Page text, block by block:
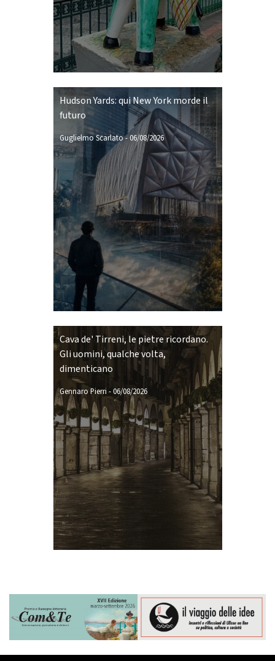
Hudson Yards: qui New York morde il
futuro
Guglielmo Scarlato-06/08/2026
Cava de' Tirreni, le pietre ricordano.
Gli uomini, qualche volta,
dimenticano
Gennaro Pierri -06/08/2026